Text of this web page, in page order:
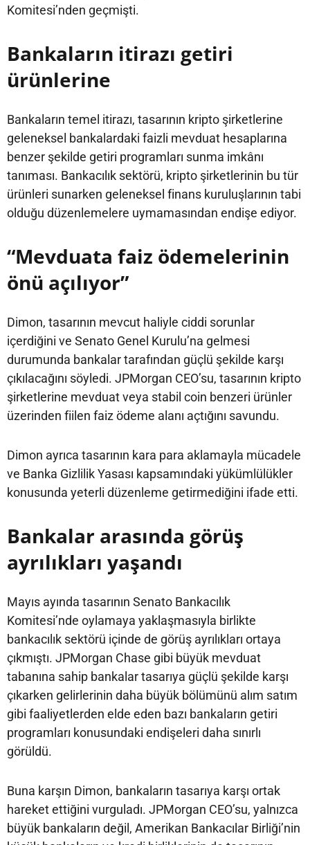
Komitesi’nden geçmişti.
Bankaların itirazı getiri
ürünlerine
Bankaların temel itirazı, tasarının kripto şirketlerine
geleneksel bankalardaki faizli mevduat hesaplarına
benzer şekilde getiri programları sunma imkânı
tanıması. Bankacılık sektörü, kripto şirketlerinin bu tür
ürünleri sunarken geleneksel finans kuruluşlarının tabi
olduğu düzenlemelere uymamasından endişe ediyor.
“Mevduata faiz ödemelerinin
önü açılıyor”
Dimon, tasarının mevcut haliyle ciddi sorunlar
içerdiğini ve Senato Genel Kurulu’na gelmesi
durumunda bankalar tarafından güçlü şekilde karşı
çıkılacağını söyledi. JPMorgan CEO’su, tasarının kripto
şirketlerine mevduat veya stabil coin benzeri ürünler
üzerinden fiilen faiz ödeme alanı açtığını savundu.
Dimon ayrıca tasarının kara para aklamayla mücadele
ve Banka Gizlilik Yasası kapsamındaki yükümlülükler
konusunda yeterli düzenleme getirmediğini ifade etti.
Bankalar arasında görüş
ayrılıkları yaşandı
Mayıs ayında tasarının Senato Bankacılık
Komitesi’nde oylamaya yaklaşmasıyla birlikte
bankacılık sektörü içinde de görüş ayrılıkları ortaya
çıkmıştı. JPMorgan Chase gibi büyük mevduat
tabanına sahip bankalar tasarıya güçlü şekilde karşı
çıkarken gelirlerinin daha büyük bölümünü alım satım
gibi faaliyetlerden elde eden bazı bankaların getiri
programları konusundaki endişeleri daha sınırlı
görüldü.
Buna karşın Dimon, bankaların tasarıya karşı ortak
hareket ettiğini vurguladı. JPMorgan CEO’su, yalnızca
büyük bankaların değil, Amerikan Bankacılar Birliği’nin